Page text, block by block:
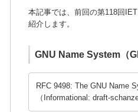
本記事では、前回の第118回
紹介します。
GNU Name System（
RFC 9498: The GNU Name
（Informational: draft-